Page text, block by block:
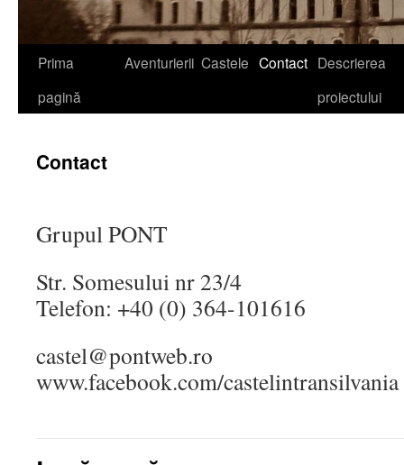
Prima
pagină
Aventurierii Castele Contact Descrierea
proiectului
Contact
Grupul PONT
Str. Somesului nr 23/4
Telefon: +40 (0) 364-101616
castel@pontweb.ro
www.facebook.com/castelintransilvania